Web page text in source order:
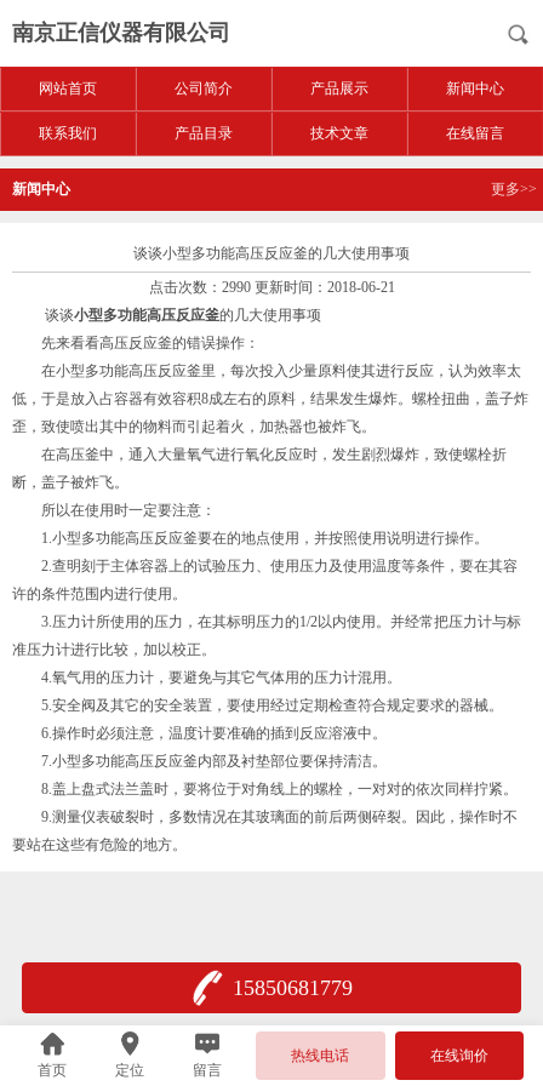
南京正信仪器有限公司
网站首页 公司简介 产品展示 新闻中心
联系我们 产品目录 技术文章 在线留言
新闻中心 更多>>
谈谈小型多功能高压反应釜的几大使用事项
点击次数：2990 更新时间：2018-06-21
谈谈小型多功能高压反应釜的几大使用事项
先来看看高压反应釜的错误操作：
在小型多功能高压反应釜里，每次投入少量原料使其进行反应，认为效率太
低，于是放入占容器有效容积8成左右的原料，结果发生爆炸。螺栓扭曲，盖子炸
歪，致使喷出其中的物料而引起着火，加热器也被炸飞。
在高压釜中，通入大量氧气进行氧化反应时，发生剧烈爆炸，致使螺栓折
断，盖子被炸飞。
所以在使用时一定要注意：
1.小型多功能高压反应釜要在的地点使用，并按照使用说明进行操作。
2.查明刻于主体容器上的试验压力、使用压力及使用温度等条件，要在其容
许的条件范围内进行使用。
3.压力计所使用的压力，在其标明压力的1/2以内使用。并经常把压力计与标
准压力计进行比较，加以校正。
4.氧气用的压力计，要避免与其它气体用的压力计混用。
5.安全阀及其它的安全装置，要使用经过定期检查符合规定要求的器械。
6.操作时必须注意，温度计要准确的插到反应溶液中。
7.小型多功能高压反应釜内部及衬垫部位要保持清洁。
8.盖上盘式法兰盖时，要将位于对角线上的螺栓，一对对的依次同样拧紧。
9.测量仪表破裂时，多数情况在其玻璃面的前后两侧碎裂。因此，操作时不
要站在这些有危险的地方。
15850681779
首页 定位 留言
热线电话 在线询价